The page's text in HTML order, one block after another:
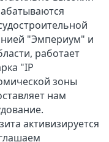
"Эмпериум" и
работает
"IP
зоны
нам
активизируется